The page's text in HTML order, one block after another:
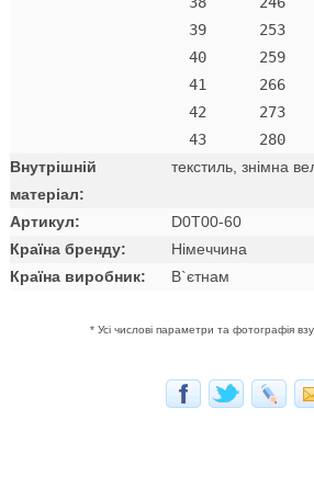
39      253
40      259
41      266
42      273
Внутрішній
матеріал:
текстиль, знімна
Артикул:
D0T00-60
Країна бренду:
Німеччина
Країна виробник:
В`єтнам
* Усі числові параметри та фотографія